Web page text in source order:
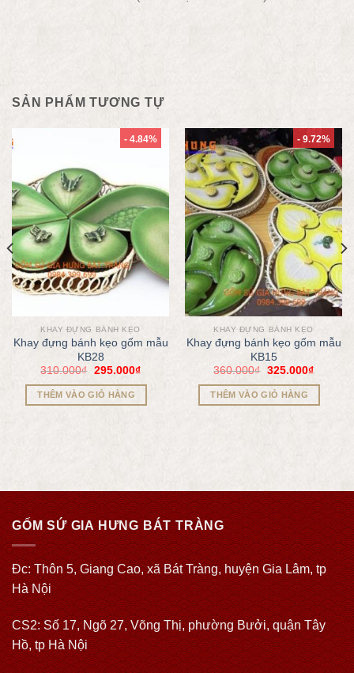
SẢN PHẨM TƯƠNG TỰ
- 4.84%
KHAY ĐỰNG BÁNH KẸO
Khay đựng bánh kẹo gốm mẫu
KB28
310.000₫ 295.000₫
THÊM VÀO GIỎ HÀNG
- 9.72%
KHAY ĐỰNG BÁNH KẸO
Khay đựng bánh kẹo gốm mẫu
KB15
360.000₫ 325.000₫
THÊM VÀO GIỎ HÀNG
GỐM SỨ GIA HƯNG BÁT TRÀNG
Đc: Thôn 5, Giang Cao, xã Bát Tràng, huyện Gia Lâm, tp
Hà Nội
CS2: Số 17, Ngõ 27, Võng Thị, phường Bưởi, quận Tây
Hồ, tp Hà Nội